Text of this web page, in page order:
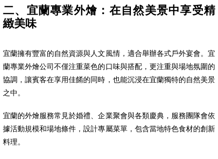
二、宜蘭專業外燴：在自然美景中享受精
緻美味
宜蘭擁有豐富的自然資源與人文風情，適合舉辦各式戶外宴會。宜
蘭專業外燴公司不僅注重菜色的口味與搭配，更注重與場地氛圍的
協調，讓賓客在享用佳餚的同時，也能沉浸在宜蘭獨特的自然美景
之中。
宜蘭的外燴服務常見於婚禮、企業聚會與各類慶典，服務團隊會依
據活動規模和場地條件，設計專屬菜單，包含當地特色食材的創新
料理。